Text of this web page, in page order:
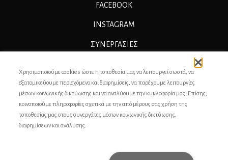
FACEBOOK
INSTAGRAM
ΣΥΝΕΡΓΑΣΊΕΣ
ΕΠΙΚΟΙΝΩΝΙΑ
ΣΥΝΤΕΛΕΣΤΕΣ
Χρησιμοποιούμε cookies ώστε η τοποθεσία μας να λειτουργεί σωστά, να
εξατομικεύουμε περιεχόμενο και διαφημίσεις, να παρέχουμε λειτουργίες
μέσων κοινωνικής δικτύωσης και να αναλύουμε την κυκλοφορία μας. Επίσης,
κοινοποιούμε πληροφορίες σχετικά με την από μέρους σας χρήση της
τοποθεσίας μας στους συνεργάτες μέσων κοινωνικής δικτύωσης,
διαφημίσεων και ανάλυσης.